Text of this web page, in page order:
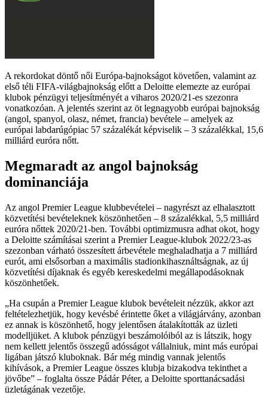
A rekordokat döntő női Európa-bajnokságot követően, valamint az
első téli FIFA-világbajnokság előtt a Deloitte elemezte az európai
klubok pénzügyi teljesítményét a viharos 2020/21-es szezonra
vonatkozóan. A jelentés szerint az öt legnagyobb európai bajnokság
(angol, spanyol, olasz, német, francia) bevétele – amelyek az
európai labdarúgópiac 57 százalékát képviselik – 3 százalékkal, 15,6
milliárd euróra nőtt.
Megmaradt az angol bajnokság
dominanciája
Az angol Premier League klubbevételei – nagyrészt az elhalasztott
közvetítési bevételeknek köszönhetően – 8 százalékkal, 5,5 milliárd
euróra nőttek 2020/21-ben. További optimizmusra adhat okot, hogy
a Deloitte számításai szerint a Premier League-klubok 2022/23-as
szezonban várható összesített árbevétele meghaladhatja a 7 milliárd
eurót, ami elsősorban a maximális stadionkihasználtságnak, az új
közvetítési díjaknak és egyéb kereskedelmi megállapodásoknak
köszönhetőek.
Ha csupán a Premier League klubok bevételeit nézzük, akkor azt
feltételezhetjük, hogy kevésbé érintette őket a világjárvány, azonban
ez annak is köszönhető, hogy jelentősen átalakították az üzleti
modelljüket. A klubok pénzügyi beszámolóiból az is látszik, hogy
nem kellett jelentős összegű adósságot vállalniuk, mint más európai
ligában játszó kluboknak. Bár még mindig vannak jelentős
kihívások, a Premier League összes klubja bizakodva tekinthet a
jövőbe
– foglalta össze Pádár Péter, a Deloitte sporttanácsadási
üzletágának vezetője.